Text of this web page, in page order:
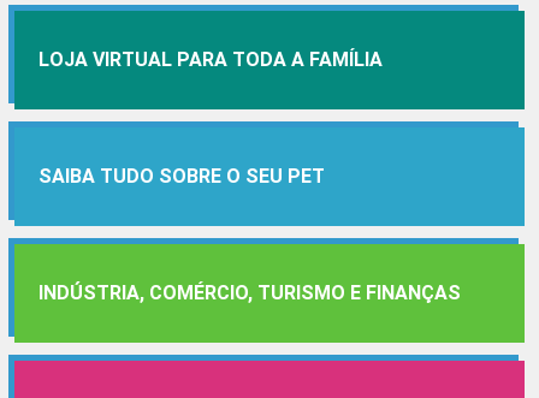
LOJA VIRTUAL PARA TODA A FAMÍLIA
SAIBA TUDO SOBRE O SEU PET
INDÚSTRIA, COMÉRCIO, TURISMO E FINANÇAS